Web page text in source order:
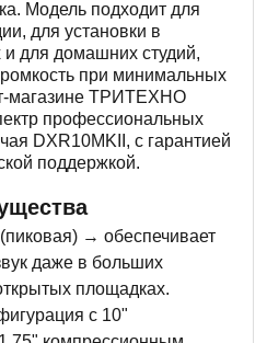
Модель подходит для
для установки в
и для домашних студий,
при минимальных
магазине ТРИТЕХНО
профессиональных
DXR10MKII, с гарантией
поддержкой.
→ обеспечивает
даже в больших
площадках.
с 10"